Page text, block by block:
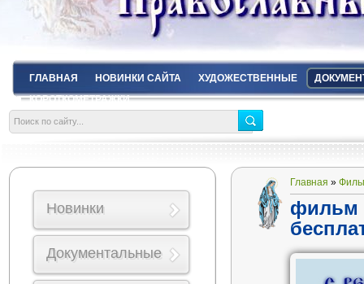
ГЛАВНАЯ НОВИНКИ САЙТА ХУДОЖЕСТВЕННЫЕ
КОРОТКОМЕТРАЖКИ
Главная »
фильм
Новинки
Документальные